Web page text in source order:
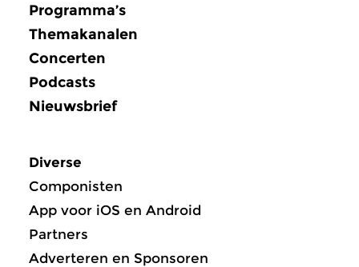
Programma’s
Themakanalen
Concerten
Podcasts
Nieuwsbrief
Diverse
Componisten
App voor iOS en Android
Partners
Adverteren en Sponsoren